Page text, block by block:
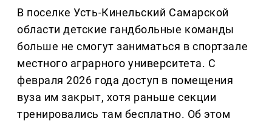
В поселке Усть-Кинельский Самарской
области детские гандбольные команды
больше не смогут заниматься в спортзале
местного аграрного университета. С
февраля 2026 года доступ в помещения
вуза им закрыт, хотя раньше секции
тренировались там бесплатно. Об этом